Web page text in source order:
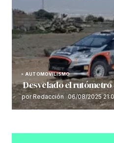
AUTOMOVILISMO
Desvelado el rutómetro
por Redacción 06/08/2025